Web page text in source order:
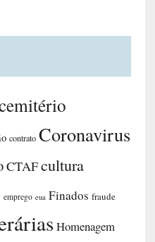
contrato Coronavirus
CTAFcultura
emprego eua Finados fraude
Homenagem